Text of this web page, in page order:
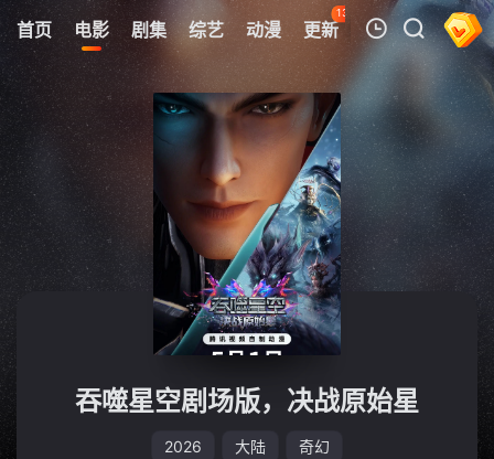
首页 电影 剧集 综艺 动漫 更新
138
热榜 APP
我的观影记录
暂无观看影片的记录
吞噬星空剧场版，决战原始星
2026 大陆 奇幻